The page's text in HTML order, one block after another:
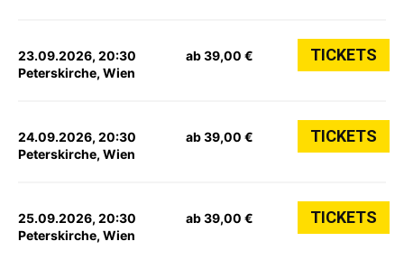
23.09.2026, 20:30
Peterskirche, Wien
ab 39,00 € TICKETS
24.09.2026, 20:30
Peterskirche, Wien
ab 39,00 € TICKETS
25.09.2026, 20:30
Peterskirche, Wien
ab 39,00 € TICKETS